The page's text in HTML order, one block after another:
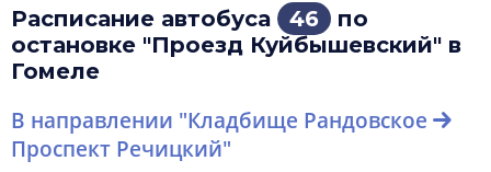
Расписание автобуса 46
по
остановке "Проезд Куйбышевский" в
Гомеле
В направлении "Кладбище Рандовское
Проспект Речицкий"